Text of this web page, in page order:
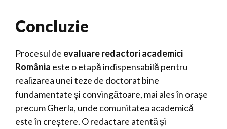
Concluzie
Procesul de evaluare redactori academici
România este o etapă indispensabilă pentru
realizarea unei teze de doctorat bine
fundamentate și convingătoare, mai ales în orașe
precum Gherla, unde comunitatea academică
este în creștere. O redactare atentă și